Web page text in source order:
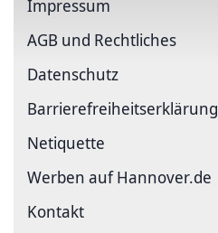
Impressum
AGB und Rechtliches
Datenschutz
Barriere­freiheits­erklärung
Netiquette
Werben auf Hannover.de
Kontakt